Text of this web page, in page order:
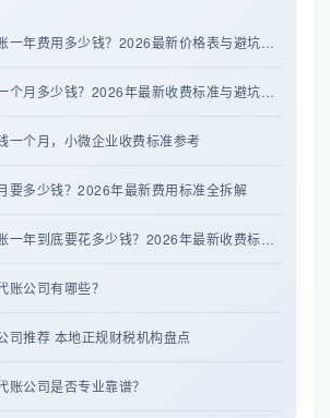
小规模代理记账一年费用多少钱？2026最新价格表与避坑指南
代理记账收费一个月多少钱？2026年最新收费标准与避坑指南
一个月，小微企业收费标准参考
要多少钱？2026年最新费用标准全拆解
零申报代理记账一年到底要花多少钱？2026年最新收费标准全解析
账公司有哪些？
司推荐 本地正规财税机构盘点
账公司是否专业靠谱？